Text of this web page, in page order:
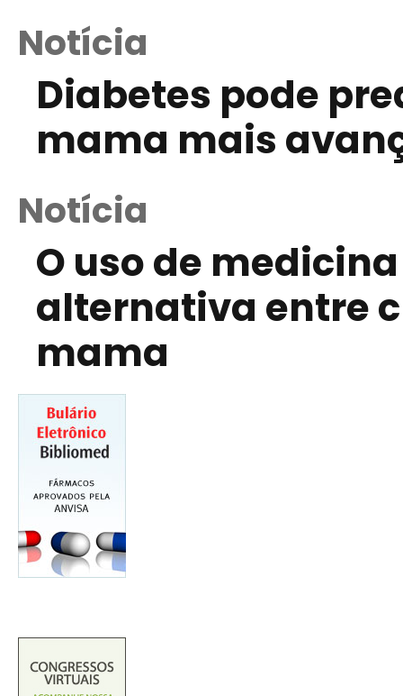
Notícia
Diabetes pode
mama mais
Notícia
O uso de
alternativa entre
mama